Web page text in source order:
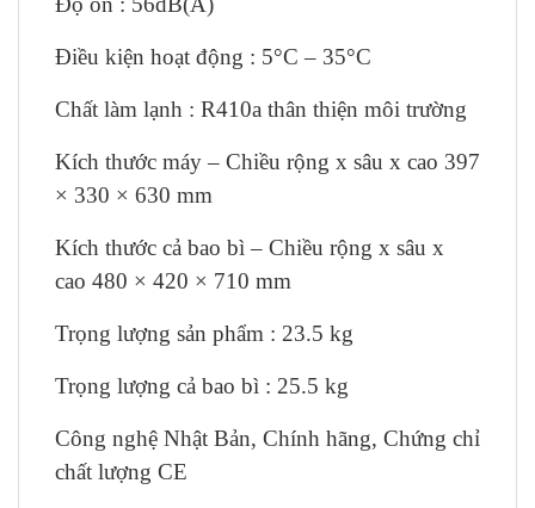
Điều kiện hoạt động : 5°C – 35°C
Chất làm lạnh : R410a thân thiện môi trường
Kích thước máy – Chiều rộng x sâu x cao 397
× 330 × 630 mm
Kích thước cả bao bì – Chiều rộng x sâu x
cao 480 × 420 × 710 mm
Trọng lượng sản phẩm : 23.5 kg
Trọng lượng cả bao bì : 25.5 kg
Công nghệ Nhật Bản, Chính hãng, Chứng chỉ
chất lượng CE